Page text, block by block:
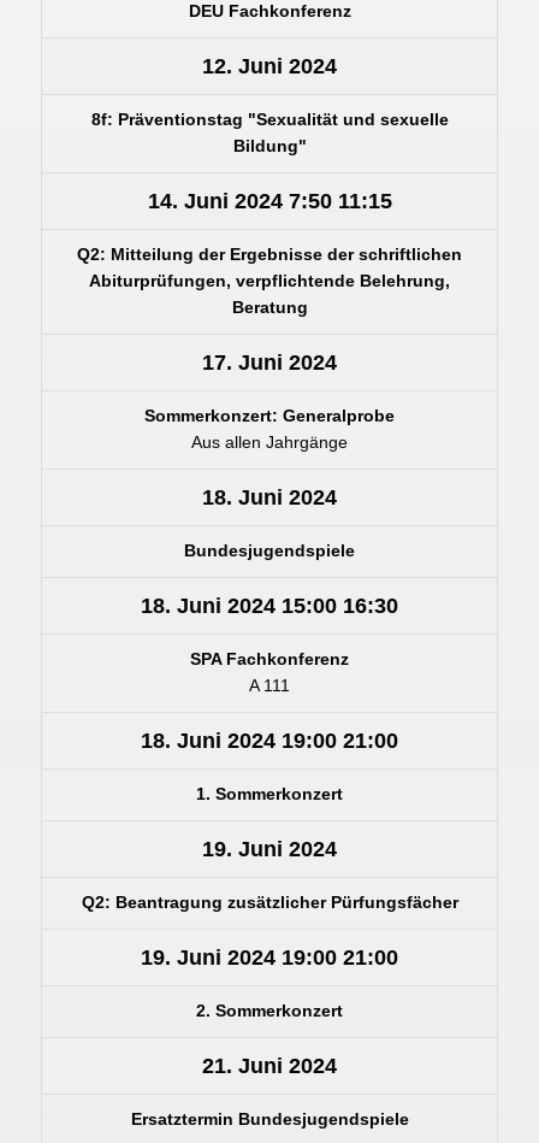
DEU Fachkonferenz
12. Juni 2024
8f: Präventionstag "Sexualität und sexuelle
Bildung"
14. Juni 20247:50 11:15
Q2: Mitteilung der Ergebnisse der schriftlichen
Abiturprüfungen, verpflichtende Belehrung,
Beratung
17. Juni 2024
Sommerkonzert: Generalprobe
Aus allen Jahrgänge
18. Juni 2024
Bundesjugendspiele
18. Juni 2024 15:00 16:30
SPA Fachkonferenz
A 111
18. Juni 2024 19:00 21:00
1. Sommerkonzert
19. Juni 2024
Q2: Beantragung zusätzlicher Pürfungsfächer
19. Juni 2024 19:00 21:00
2. Sommerkonzert
21. Juni 2024
Ersatztermin Bundesjugendspiele